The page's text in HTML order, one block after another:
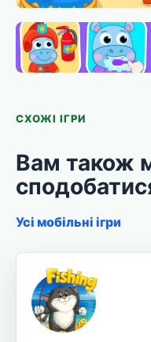
СХОЖІ ІГРИ
Вам також
Усі мобільні ігри